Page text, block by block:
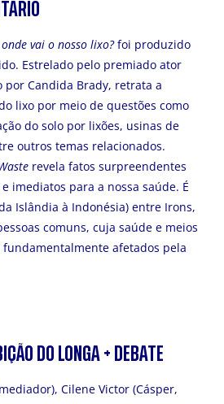
vai o nosso lixo?foi produzido
Estrelado pelo premiado ator
por Candida Brady, retrata a
lixo por meio de questões como
do solo por lixões, usinas de
outros temas relacionados.
revela fatos surpreendentes
imediatos para a nossa saúde. É
Islândia à Indonésia) entre Irons,
comuns, cuja saúde e meios
afetados pela
DO LONGA + DEBATE
Cilene Victor (Cásper,